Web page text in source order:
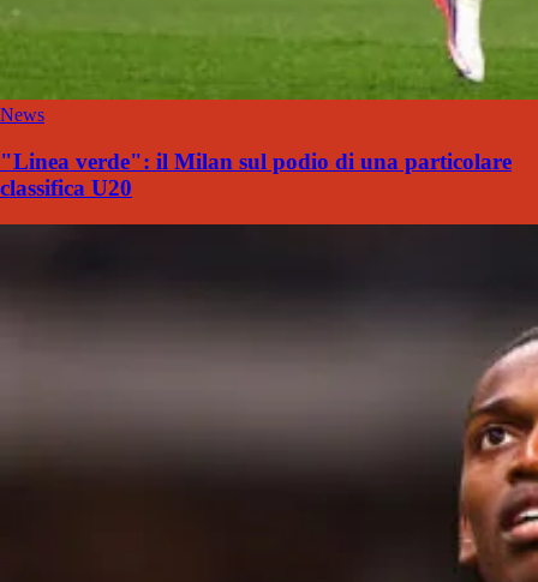
News
"Linea verde": il Milan sul podio di una particolare
classifica U20